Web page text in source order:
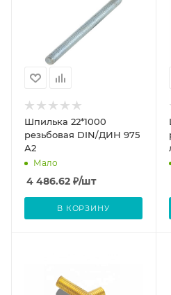
Шпилька 22*1000
резьбовая DIN/ДИН 975
А2
Мало
4 486.62 ₽/шт
В КОРЗИНУ